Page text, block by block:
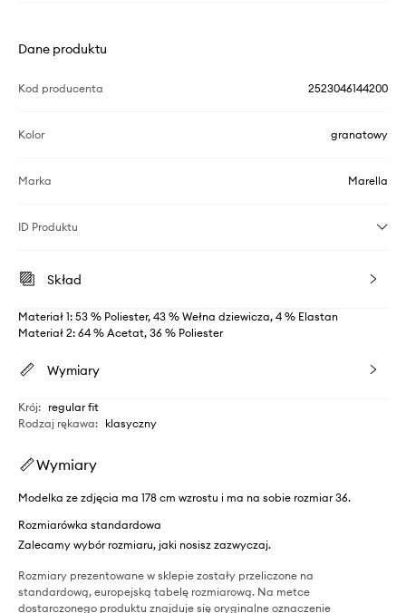
Dane produktu
Kod producenta 2523046144200
Kolor granatowy
Marka Marella
ID Produktu
Skład
Materiał 1: 53 % Poliester, 43 % Wełna dziewicza, 4 % Elastan
Materiał 2: 64 % Acetat, 36 % Poliester
Wymiary
Krój: regular fit
Rodzaj rękawa: klasyczny
Wymiary
Modelka ze zdjęcia ma 178 cm wzrostu i ma na sobie rozmiar 36.
Rozmiarówka standardowa
Zalecamy wybór rozmiaru, jaki nosisz zazwyczaj.
Rozmiary prezentowane w sklepie zostały przeliczone na
standardową, europejską tabelę rozmiarową. Na metce
dostarczonego produktu znajduje się oryginalne oznaczenie